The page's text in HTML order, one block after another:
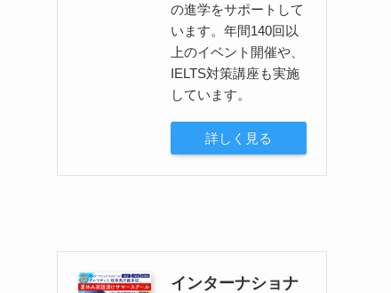
の進学をサポートして
います。年間140回以
上のイベント開催や、
IELTS対策講座も実施
しています。
詳しく見る
インターナショナ